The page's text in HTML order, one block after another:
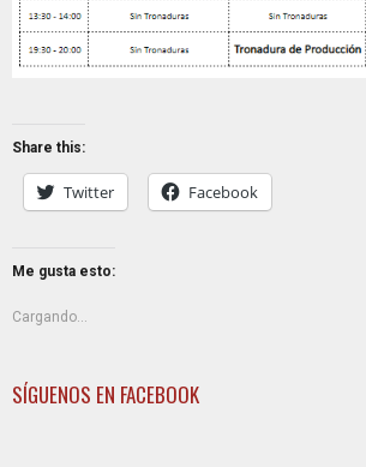
Share this:
Twitter Facebook
Me gusta esto:
Cargando...
SÍGUENOS EN FACEBOOK